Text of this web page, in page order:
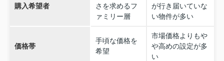
購入希望者
さを求めるフ
ァミリー層
が行き届いていな
い物件が多い
価格帯
手頃な価格を
希望
市場価格よりもや
や高めの設定が多
い